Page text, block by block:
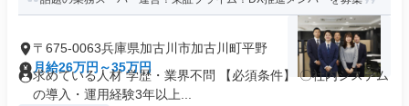
〒675-0063兵庫県加古川市加古川町平野
月給26万円～35万円
求めている人材 学歴・業界不問 【必須条件】 〇社内システム
の導入・運用経験3年以上...